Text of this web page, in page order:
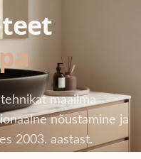
maailma
nõustamine ja
2003. aastast.